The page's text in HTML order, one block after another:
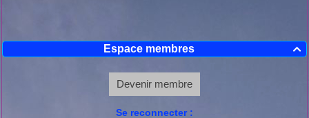

Espace membres
Devenir membre
Se reconnecter :